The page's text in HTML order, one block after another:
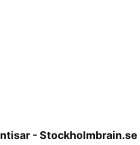
- Stockholmbrain.se